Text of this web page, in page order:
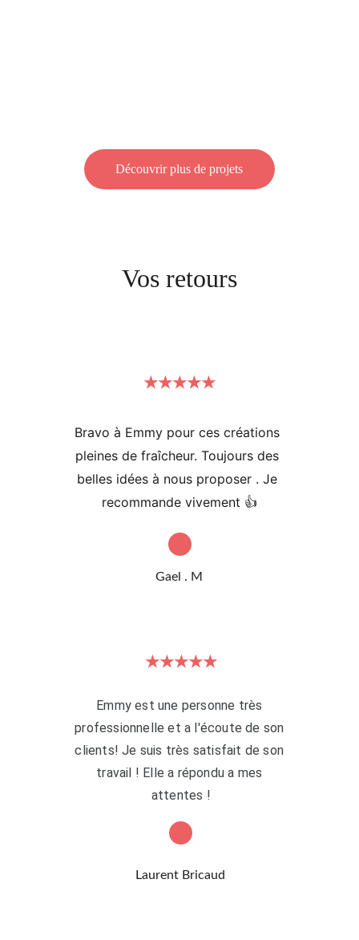
Découvrir plus de projets
Vos retours
Bravo à Emmy pour ces créations
pleines de fraîcheur. Toujours des
belles idées à nous proposer . Je
recommande vivement 👍
Gael . M
★★★★★
★★★★★
Emmy est une personne très
professionnelle et a l'écoute de son
clients! Je suis très satisfait de son
travail ! Elle a répondu a mes
attentes !
Laurent Bricaud